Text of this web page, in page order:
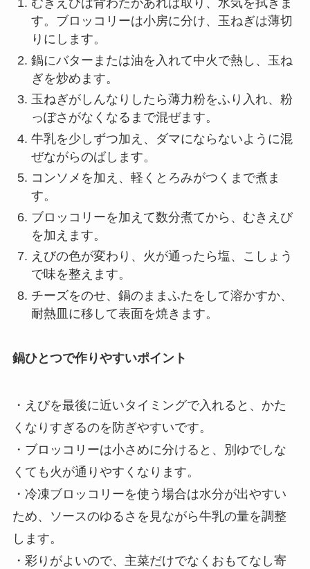
むきえびは背わたがあれば取り、水気を拭きま
す。ブロッコリーは小房に分け、玉ねぎは薄切
りにします。
鍋にバターまたは油を入れて中火で熱し、玉ね
ぎを炒めます。
玉ねぎがしんなりしたら薄力粉をふり入れ、粉
っぽさがなくなるまで混ぜます。
牛乳を少しずつ加え、ダマにならないように混
ぜながらのばします。
コンソメを加え、軽くとろみがつくまで煮ま
す。
ブロッコリーを加えて数分煮てから、むきえび
を加えます。
えびの色が変わり、火が通ったら塩、こしょう
で味を整えます。
チーズをのせ、鍋のままふたをして溶かすか、
耐熱皿に移して表面を焼きます。
鍋ひとつで作りやすいポイント
・えびを最後に近いタイミングで入れると、かた
くなりすぎるのを防ぎやすいです。
・ブロッコリーは小さめに分けると、別ゆでしな
くても火が通りやすくなります。
・冷凍ブロッコリーを使う場合は水分が出やすい
ため、ソースのゆるさを見ながら牛乳の量を調整
します。
・彩りがよいので、主菜だけでなくおもてなし寄